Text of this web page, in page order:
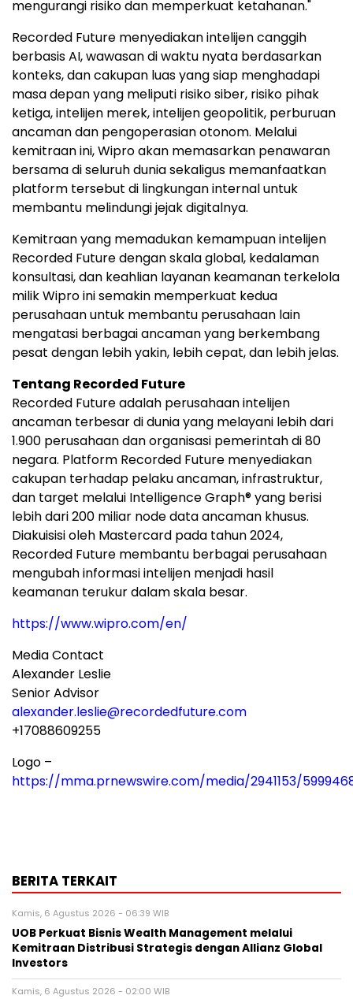
mengurangi risiko dan memperkuat ketahanan."
Recorded Future menyediakan intelijen canggih
berbasis AI, wawasan di waktu nyata berdasarkan
konteks, dan cakupan luas yang siap menghadapi
masa depan yang meliputi risiko siber, risiko pihak
ketiga, intelijen merek, intelijen geopolitik, perburuan
ancaman dan pengoperasian otonom. Melalui
kemitraan ini, Wipro akan memasarkan penawaran
bersama di seluruh dunia sekaligus memanfaatkan
platform tersebut di lingkungan internal untuk
membantu melindungi jejak digitalnya.
Kemitraan yang memadukan kemampuan intelijen
Recorded Future dengan skala global, kedalaman
konsultasi, dan keahlian layanan keamanan terkelola
milik Wipro ini semakin memperkuat kedua
perusahaan untuk membantu perusahaan lain
mengatasi berbagai ancaman yang berkembang
pesat dengan lebih yakin, lebih cepat, dan lebih jelas.
Tentang Recorded Future
Recorded Future adalah perusahaan intelijen
ancaman terbesar di dunia yang melayani lebih dari
1.900 perusahaan dan organisasi pemerintah di 80
negara. Platform Recorded Future menyediakan
cakupan terhadap pelaku ancaman, infrastruktur,
dan target melalui Intelligence Graph® yang berisi
lebih dari 200 miliar node data ancaman khusus.
Diakuisisi oleh Mastercard pada tahun 2024,
Recorded Future membantu berbagai perusahaan
mengubah informasi intelijen menjadi hasil
keamanan terukur dalam skala besar.
https://www.wipro.com/en/
Media Contact
Alexander Leslie
Senior Advisor
alexander.leslie@recordedfuture.com
+17088609255
Logo –
https://mma.prnewswire.com/media/2941153/
BERITA TERKAIT
Kamis, 6 Agustus 2026 - 06:39 WIB
UOB Perkuat Bisnis Wealth Management melalui
Kemitraan Distribusi Strategis dengan Allianz Global
Investors
Kamis, 6 Agustus 2026 - 02:00 WIB